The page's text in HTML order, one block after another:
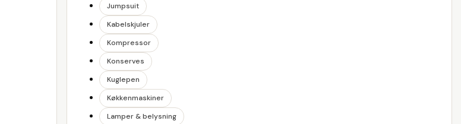
Jumpsuit
Kabelskjuler
Kompressor
Konserves
Kuglepen
Køkkenmaskiner
Lamper & belysning